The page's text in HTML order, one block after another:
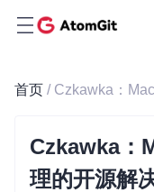
首页 / Czkawka：
Czkawka：
理的开源解